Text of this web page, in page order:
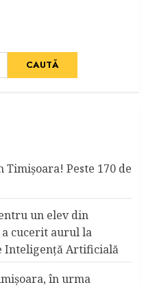
CAUTĂ
Peste 170 de
un elev din
a cucerit aurul la
Inteligență Artificială
în urma